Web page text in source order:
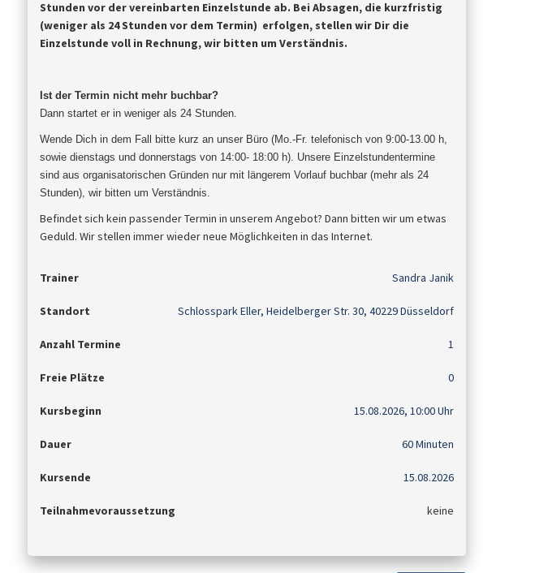
Stunden vor der vereinbarten Einzelstunde ab. Bei Absagen, die kurzfristig
(weniger als 24 Stunden vor dem Termin) erfolgen, stellen wir Dir die
Einzelstunde voll in Rechnung, wir bitten um Verständnis.
Ist der Termin nicht mehr buchbar?
Dann startet er in weniger als 24 Stunden.
Wende Dich in dem Fall bitte kurz an unser Büro (Mo.-Fr. telefonisch von 9:00-13.00 h,
sowie dienstags und donnerstags von 14:00- 18:00 h). Unsere Einzelstundentermine
sind aus organisatorischen Gründen nur mit längerem Vorlauf buchbar (mehr als 24
Stunden), wir bitten um Verständnis.
Befindet sich kein passender Termin in unserem Angebot? Dann bitten wir um etwas
Geduld. Wir stellen immer wieder neue Möglichkeiten in das Internet.
Trainer Sandra Janik
Standort Schlosspark Eller, Heidelberger Str. 30, 40229 Düsseldorf
Anzahl Termine 1
Freie Plätze 0
Kursbeginn 15.08.2026, 10:00 Uhr
Dauer 60 Minuten
Kursende 15.08.2026
Teilnahmevoraussetzung keine